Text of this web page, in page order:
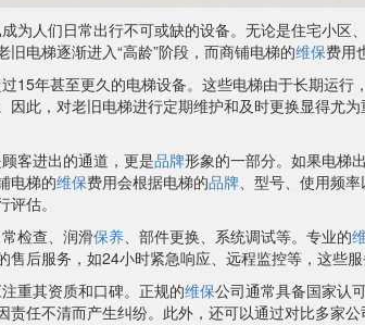
为人们日常出行不可或缺的设备。无论是住宅小
电梯逐渐进入“高龄”阶段，而商铺电梯的维保费用
15年甚至更久的电梯设备。这些电梯由于长期运
因此，对老旧电梯进行定期维护和及时更换显得尤
客进出的通道，更是品牌形象的一部分。如果电梯
电梯的维保费用会根据电梯的品牌、型号、使用频
估。
检查、润滑保养、部件更换、系统调试等。专业的
售后服务，如24小时紧急响应、远程监控等，这些
重其资质和口碑。正规的维保公司通常具备国家认
责任不清而产生纠纷。此外，还可以通过对比多家